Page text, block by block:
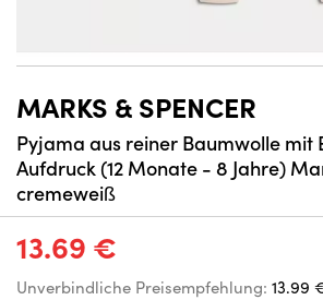
MARKS & SPENCER
Pyjama aus reiner Baumwolle mit
Aufdruck (12 Monate - 8 Jahre)
cremeweiß
13.69 €
Unverbindliche Preisempfehlung: 13.99